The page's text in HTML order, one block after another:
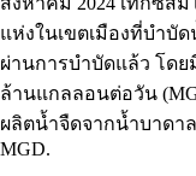
แห่งในเขตเมืองที่บำบั
ผ่านการบำบัดแล้ว โด
ล้านแกลลอนต่อวัน
ผลิตน้ำจืดจากน้ำบาดา
MGD.